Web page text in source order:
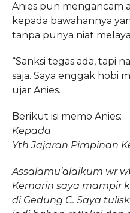
Anies pun mengancam
kepada bawahannya
tanpa punya niat
“Sanksi tegas ada, tapi
saja. Saya enggak hobi
ujar Anies.
Berikut isi memo Anies:
Kepada
Yth Jajaran Pimpinan
Assalamu’alaikum wr
Kemarin saya mampir
di Gedung C. Saya